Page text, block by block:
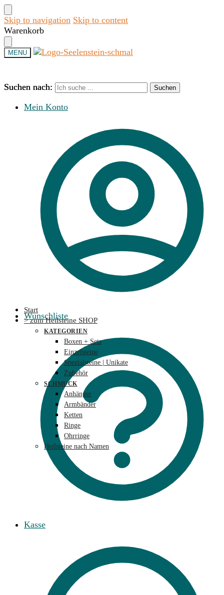
Skip to navigation Skip to content
Warenkorb
MENU
Suchen nach: Suchen
Mein Konto
Wunschliste
Kasse
Suchen nach: Suchen
Start
> zum Heilsteine SHOP
KATEGORIEN
Boxen + Sets
Einzelsteine
Spezialsteine | Unikate
Zubehör
SCHMUCK
Anhänger
Armbänder
Ketten
Ringe
Ohrringe
Heilsteine nach Namen